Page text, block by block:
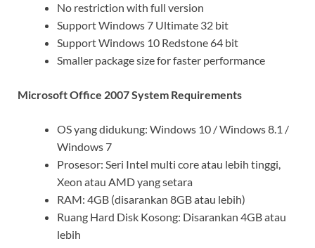
No restriction with full version
Support Windows 7 Ultimate 32 bit
Support Windows 10 Redstone 64 bit
Smaller package size for faster performance
Microsoft Office 2007 System Requirements
OS yang didukung: Windows 10 / Windows 8.1 /
Windows 7
Prosesor: Seri Intel multi core atau lebih tinggi,
Xeon atau AMD yang setara
RAM: 4GB (disarankan 8GB atau lebih)
Ruang Hard Disk Kosong: Disarankan 4GB atau
lebih